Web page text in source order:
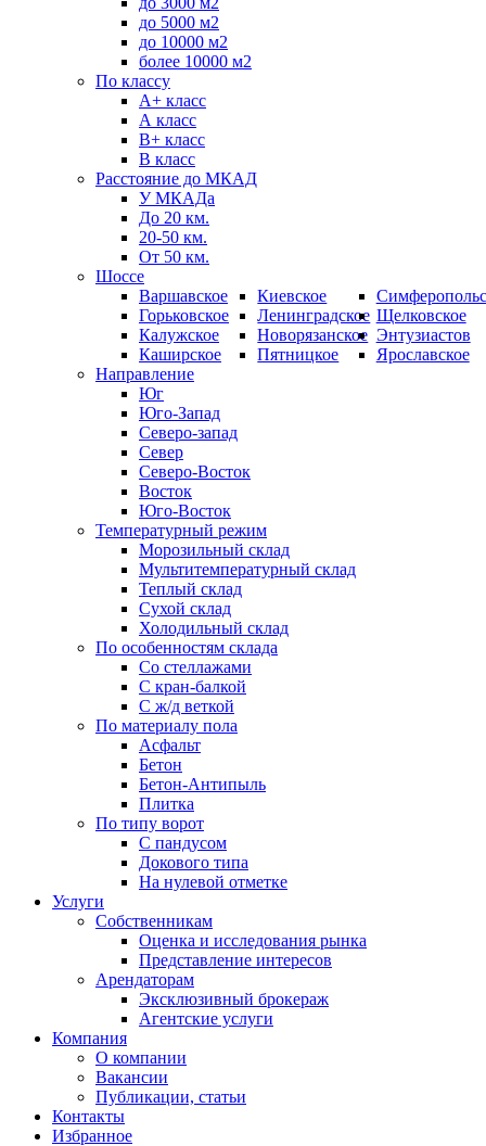
до 5000 м2
до 10000 м2
более 10000 м2
По классу
A+ класс
А класс
В+ класс
B класс
Расстояние до МКАД
У МКАДа
До 20 км.
20-50 км.
От 50 км.
Шоссе
Варшавское
Горьковское
Калужское
Каширское
Киевское
Ленинградское
Новорязанское
Пятницкое
Щелковское
Энтузиастов
Ярославское
Направление
Юг
Юго-Запад
Северо-запад
Север
Северо-Восток
Восток
Юго-Восток
Температурный режим
Морозильный склад
Мультитемпературный склад
Теплый склад
Сухой склад
Холодильный склад
По особенностям склада
Со стеллажами
С кран-балкой
С ж/д веткой
По материалу пола
Асфальт
Бетон
Бетон-Антипыль
Плитка
По типу ворот
С пандусом
Докового типа
На нулевой отметке
Услуги
Собственникам
Оценка и исследования рынка
Представление интересов
Арендаторам
Эксклюзивный брокераж
Агентские услуги
Компания
О компании
Вакансии
Публикации, статьи
Контакты
Избранное